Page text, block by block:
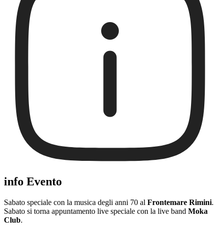
info Evento
Sabato speciale con la musica degli anni 70 al Frontemare Rimini.
Sabato si torna appuntamento live speciale con la live band Moka
Club.